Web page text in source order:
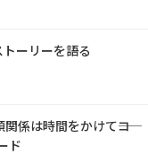
ーリーを語る
係は時間をかけて――コ
ド